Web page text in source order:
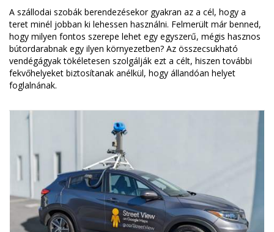
A szállodai szobák berendezésekor gyakran az a cél, hogy a
teret minél jobban ki lehessen használni. Felmerült már benned,
hogy milyen fontos szerepe lehet egy egyszerű, mégis hasznos
bútordarabnak egy ilyen környezetben? Az összecsukható
vendégágyak tökéletesen szolgálják ezt a célt, hiszen további
fekvőhelyeket biztosítanak anélkül, hogy állandóan helyet
foglalnának.